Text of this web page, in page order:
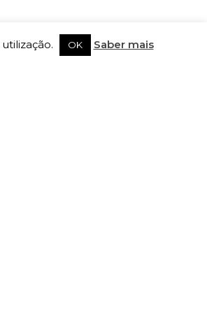
OK Saber mais